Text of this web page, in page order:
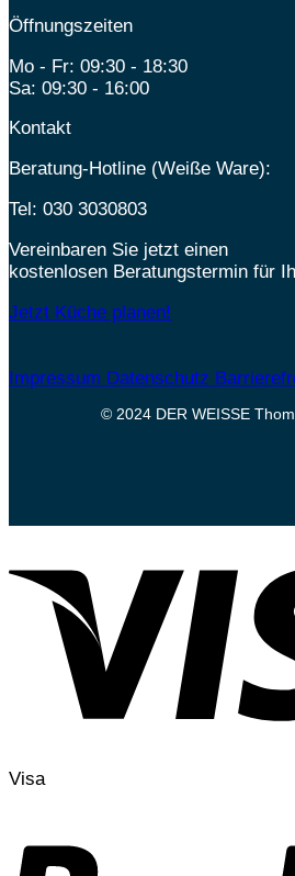
Öffnungszeiten
Mo - Fr: 09:30 - 18:30
Sa: 09:30 - 16:00
Kontakt
Beratung-Hotline (Weiße Ware):
Tel: 030 3030803
Vereinbaren Sie jetzt einen
kostenlosen Beratungstermin für
Jetzt Küche planen!
Impressum Datenschutz
© 2024 DER WEISSE
Visa